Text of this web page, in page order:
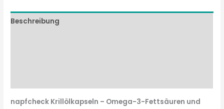
Beschreibung
napfcheck Krillölkapseln – Omega-3-Fettsäuren und